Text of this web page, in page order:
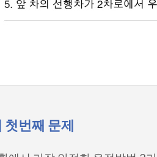
첫번째 문제